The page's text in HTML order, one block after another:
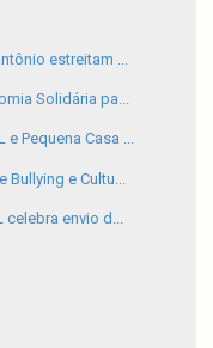
estreitam ...
Solidária pa...
e Pequena Casa ...
e Cultu...
envio d...